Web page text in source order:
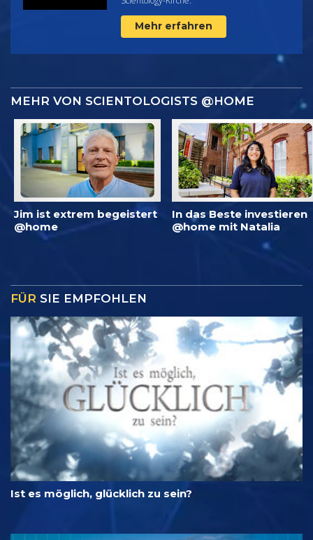
Mehr erfahren
MEHR VON SCIENTOLOGISTS @HOME
Jim ist extrem begeistert
@home
In das Beste investieren
@home mit Natalia
FÜR SIE EMPFOHLEN
Ist es möglich, glücklich zu sein?